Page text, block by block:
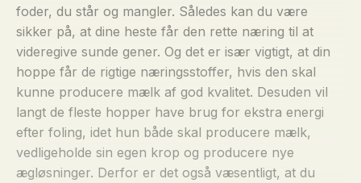
foder, du står og mangler. Således kan du være
sikker på, at dine heste får den rette næring til at
videregive sunde gener. Og det er især vigtigt, at din
hoppe får de rigtige næringsstoffer, hvis den skal
kunne producere mælk af god kvalitet. Desuden vil
langt de fleste hopper have brug for ekstra energi
efter foling, idet hun både skal producere mælk,
vedligeholde sin egen krop og producere nye
ægløsninger. Derfor er det også væsentligt, at du